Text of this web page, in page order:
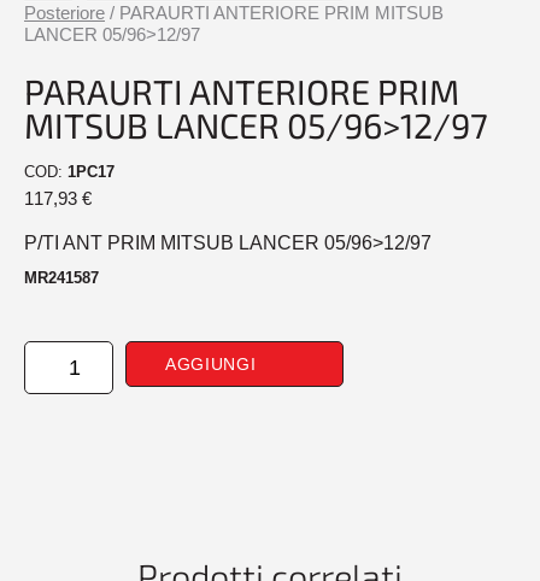
Posteriore / PARAURTI ANTERIORE PRIM MITSUB
LANCER 05/96>12/97
PARAURTI ANTERIORE PRIM
MITSUB LANCER 05/96>12/97
COD: 1PC17
117,93 €
P/TI ANT PRIM MITSUB LANCER 05/96>12/97
MR241587
PARAURTI
ANTERIORE
AGGIUNGI